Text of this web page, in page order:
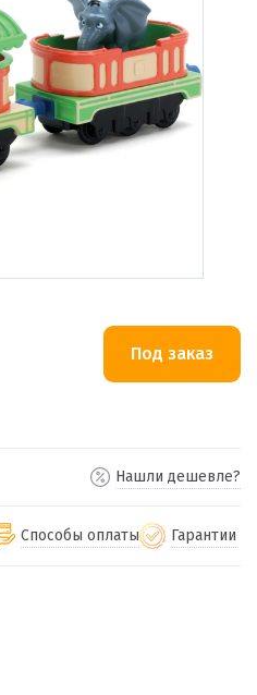
Нашли дешевле?
Способы оплаты Гарантии